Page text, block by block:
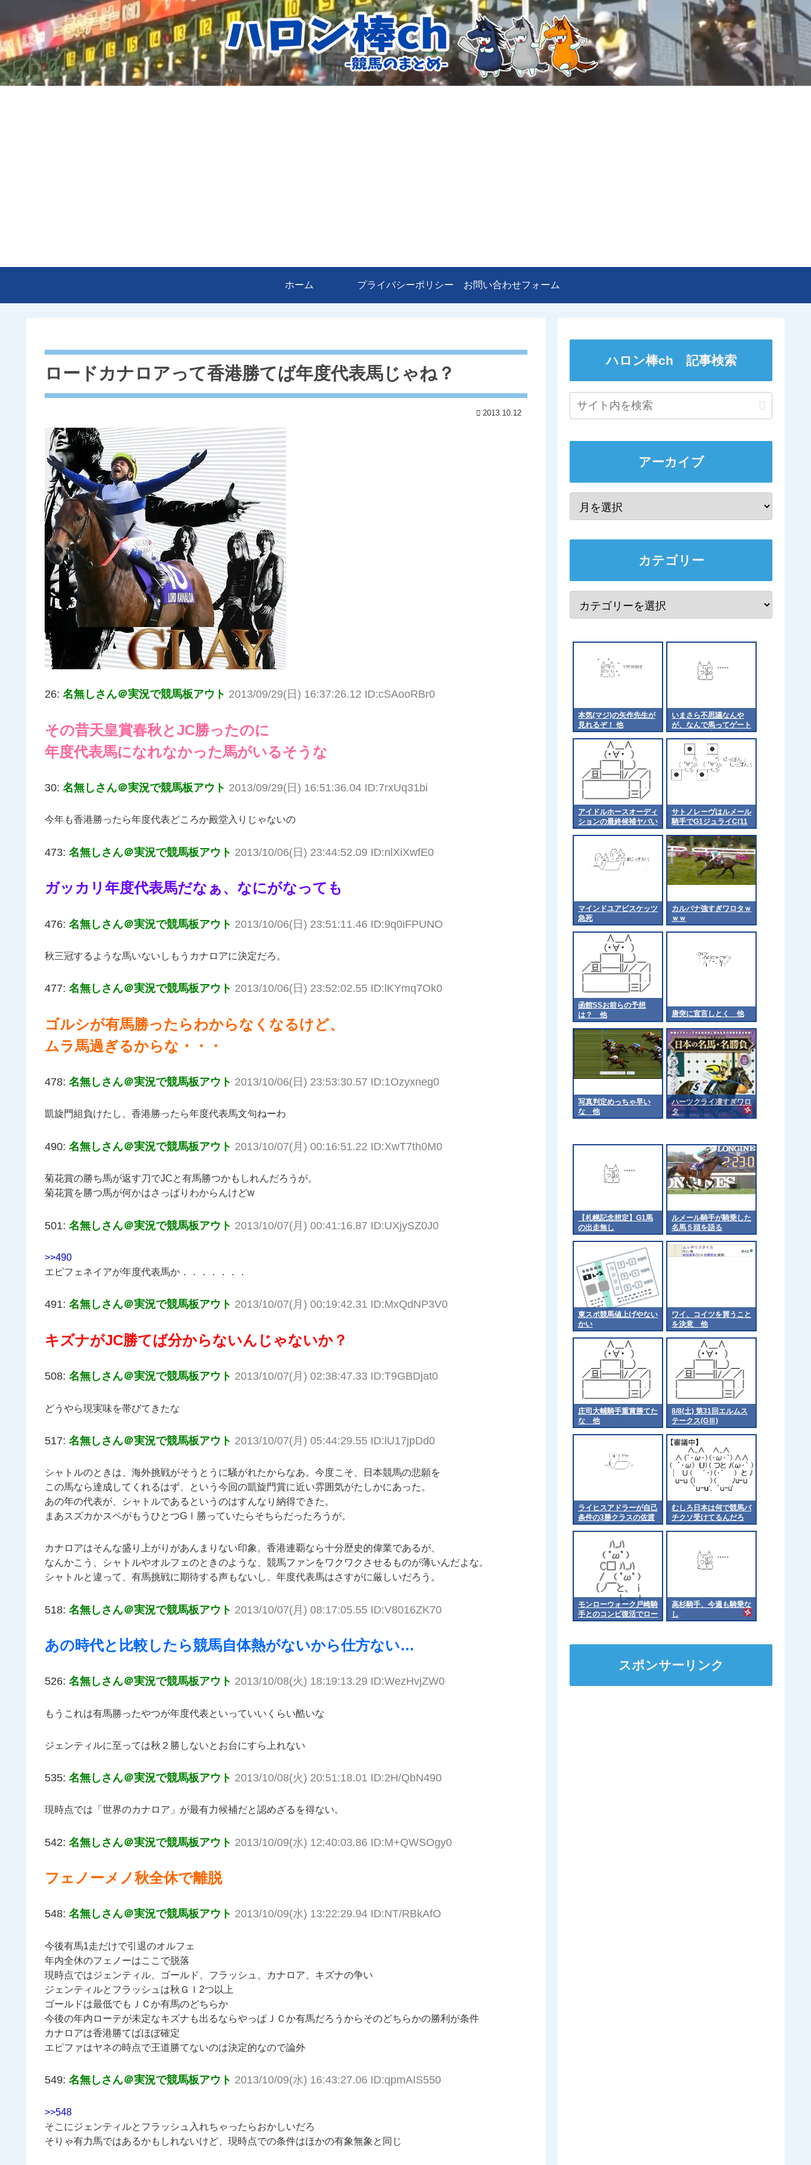
ホーム プライバシーポリシー お問い合わせフォーム
ロードカナロアって香港勝てば年度代表馬じゃね？
2013.10.12
26: 名無しさん＠実況で競馬板アウト 2013/09/29(日) 16:37:26.12 ID:cSAooRBr0
その昔天皇賞春秋とJC勝ったのに
年度代表馬になれなかった馬がいるそうな
30: 名無しさん＠実況で競馬板アウト 2013/09/29(日) 16:51:36.04 ID:7rxUq31bi
今年も香港勝ったら年度代表どころか殿堂入りじゃないの
473: 名無しさん＠実況で競馬板アウト 2013/10/06(日) 23:44:52.09 ID:nlXiXwfE0
ガッカリ年度代表馬だなぁ、なにがなっても
476: 名無しさん＠実況で競馬板アウト 2013/10/06(日) 23:51:11.46 ID:9q0iFPUNO
秋三冠するような馬いないしもうカナロアに決定だろ。
477: 名無しさん＠実況で競馬板アウト 2013/10/06(日) 23:52:02.55 ID:lKYmq7Ok0
ゴルシが有馬勝ったらわからなくなるけど、
ムラ馬過ぎるからな・・・
478: 名無しさん＠実況で競馬板アウト 2013/10/06(日) 23:53:30.57 ID:1Ozyxneg0
凱旋門組負けたし、香港勝ったら年度代表馬文句ねーわ
490: 名無しさん＠実況で競馬板アウト 2013/10/07(月) 00:16:51.22 ID:XwT7th0M0
菊花賞の勝ち馬が返す刀でJCと有馬勝つかもしれんだろうが。
菊花賞を勝つ馬が何かはさっぱりわからんけどw
501: 名無しさん＠実況で競馬板アウト 2013/10/07(月) 00:41:16.87 ID:UXjySZ0J0
>>490
エピフェネイアが年度代表馬か．．．．．．．
491: 名無しさん＠実況で競馬板アウト 2013/10/07(月) 00:19:42.31 ID:MxQdNP3V0
キズナがJC勝てば分からないんじゃないか？
508: 名無しさん＠実況で競馬板アウト 2013/10/07(月) 02:38:47.33 ID:T9GBDjat0
どうやら現実味を帯びてきたな
517: 名無しさん＠実況で競馬板アウト 2013/10/07(月) 05:44:29.55 ID:lU17jpDd0
シャトルのときは、海外挑戦がそうとうに騒がれたからなあ。今度こそ、日本競馬の悲願を
この馬なら達成してくれるはず、という今回の凱旋門賞に近い雰囲気がたしかにあった。
あの年の代表が、シャトルであるというのはすんなり納得できた。
まあスズカかスペがもうひとつGⅠ勝っていたらそちらだったろうが。
カナロアはそんな盛り上がりがあんまりない印象。香港連覇なら十分歴史的偉業であるが、
なんかこう、シャトルやオルフェのときのような、競馬ファンをワクワクさせるものが薄いんだよな。
シャトルと違って、有馬挑戦に期待する声もないし。年度代表馬はさすがに厳しいだろう。
518: 名無しさん＠実況で競馬板アウト 2013/10/07(月) 08:17:05.55 ID:V8016ZK70
あの時代と比較したら競馬自体熱がないから仕方ない…
526: 名無しさん＠実況で競馬板アウト 2013/10/08(火) 18:19:13.29 ID:WezHvjZW0
もうこれは有馬勝ったやつが年度代表といっていいくらい酷いな
ジェンティルに至っては秋２勝しないとお台にすら上れない
535: 名無しさん＠実況で競馬板アウト 2013/10/08(火) 20:51:18.01 ID:2H/QbN490
現時点では「世界のカナロア」が最有力候補だと認めざるを得ない。
542: 名無しさん＠実況で競馬板アウト 2013/10/09(水) 12:40:03.86 ID:M+QWSOgy0
フェノーメノ秋全休で離脱
548: 名無しさん＠実況で競馬板アウト 2013/10/09(水) 13:22:29.94 ID:NT/RBkAfO
今後有馬1走だけで引退のオルフェ
年内全休のフェノーはここで脱落
現時点ではジェンティル、ゴールド、フラッシュ、カナロア、キズナの争い
ジェンティルとフラッシュは秋ＧＩ2つ以上
ゴールドは最低でもＪＣか有馬のどちらか
今後の年内ローテが未定なキズナも出るならやっぱＪＣか有馬だろうからそのどちらかの勝利が条件
カナロアは香港勝てばほぼ確定
エピファはヤネの時点で王道勝てないのは決定的なので論外
549: 名無しさん＠実況で競馬板アウト 2013/10/09(水) 16:43:27.06 ID:qpmAIS550
>>548
そこにジェンティルとフラッシュ入れちゃったらおかしいだろ
そりゃ有力馬ではあるかもしれないけど、現時点での条件はほかの有象無象と同じ
ハロン棒ch 記事検索
アーカイブ
カテゴリー
本気(マジ)の矢作先生が
見れるぞ！ 他
いまさら不思議なんや
が、なんで馬ってゲート
が開くと一斉に走り出す
の？
アイドルホースオーディ
ションの最終候補ヤバい
な 他
サトノレーヴはルメール
騎手でG1ジュライC(11
日)へ
マインドユアビスケッツ
急死
カルパナ強すぎワロタｗ
ｗｗ
函館SSお前らの予想
は？ 他
唐突に宣言しとく 他
写真判定めっちゃ早い
な 他
ハーツクライ凄すぎワロ
タ
【札幌記念想定】G1馬
の出走無し
ルメール騎手が騎乗した
名馬５頭を語る
東スポ競馬値上げやない
かい
ワイ、コイツを買うこと
を決意 他
庄司大輔騎手重賞勝てた
な 他
8/8(土) 第31回エルムス
テークス(GⅢ)
ライヒスアドラーが自己
条件の3勝クラスの佐渡
ステークスに出走
むしろ日本は何で競馬バ
チクソ受けてるんだろ
モンローウォーク戸崎騎
手とのコンビ復活でロー
ズSへ 他
高杉騎手、今週も騎乗な
し
スポンサーリンク